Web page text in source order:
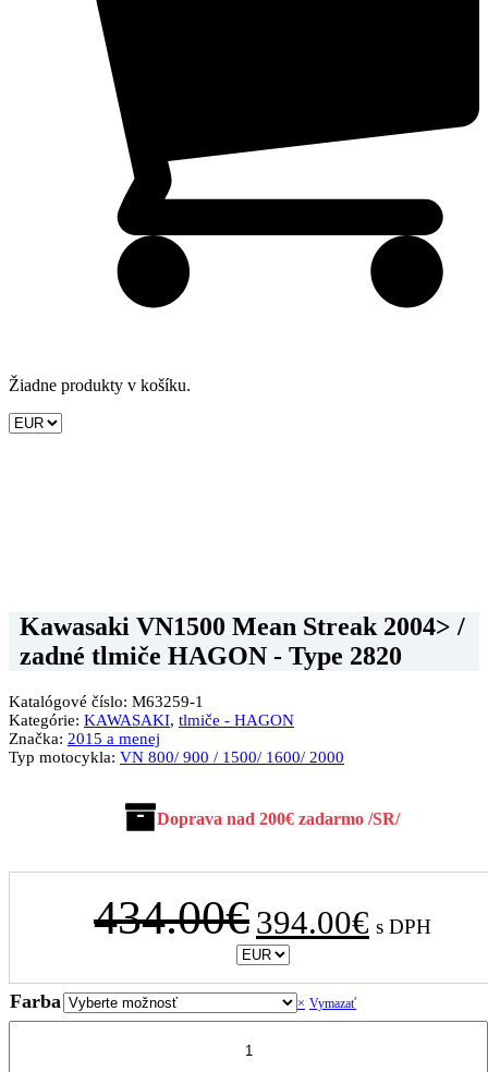
Žiadne produkty v košíku.
Kawasaki VN1500 Mean Streak 2004> /
zadné tlmiče HAGON - Type 2820
Katalógové číslo: M63259-1
Kategórie: KAWASAKI, tlmiče - HAGON
Značka: 2015 a menej
Typ motocykla: VN 800/ 900 / 1500/ 1600/ 2000
Doprava nad 200€ zadarmo /SR/
434.00€ cena
bola:
434.00€.
394.00€cena
394.00€.
s DPH
Farba Vymazať